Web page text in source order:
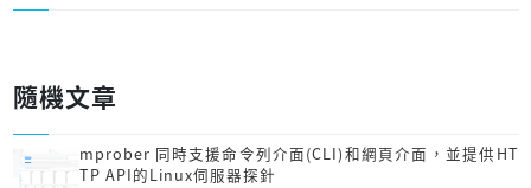
隨機文章
mprober 同時支援命令列介面(CLI)和網頁介面，並提供HT
TP API的Linux伺服器探針